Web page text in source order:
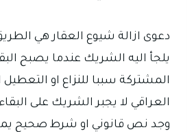
دعوى ازالة شيوع العقار هي
يلجأ اليه الشريك عندما يصبح
المشتركة سببا للنزاع او التعطيل
العراقي لا يجبر الشريك على
وجد نص قانوني او شرط صحيح